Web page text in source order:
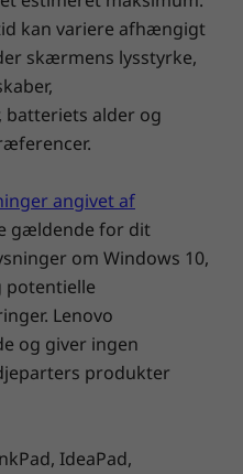
med Wi-Fi
oplader (RC)
kan variere afhængigt
skærmens lysstyrke,
alder og
angivet af
gældende for dit
om Windows 10,
potentielle
Lenovo
og giver ingen
produkter
IdeaPad,